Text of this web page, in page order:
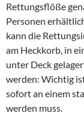
Rettungsflöße
Personen
kann die
am Heckkorb, in
unter Deck
werden: Wichtig
sofort an einem
werden muss.